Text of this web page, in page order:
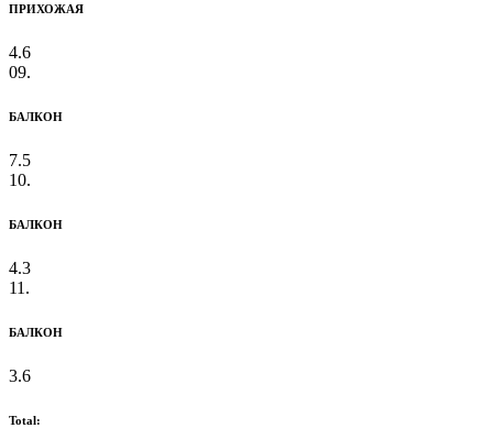
ПРИХОЖАЯ
4.6
09.
БАЛКОН
7.5
10.
БАЛКОН
4.3
11.
БАЛКОН
3.6
Total: